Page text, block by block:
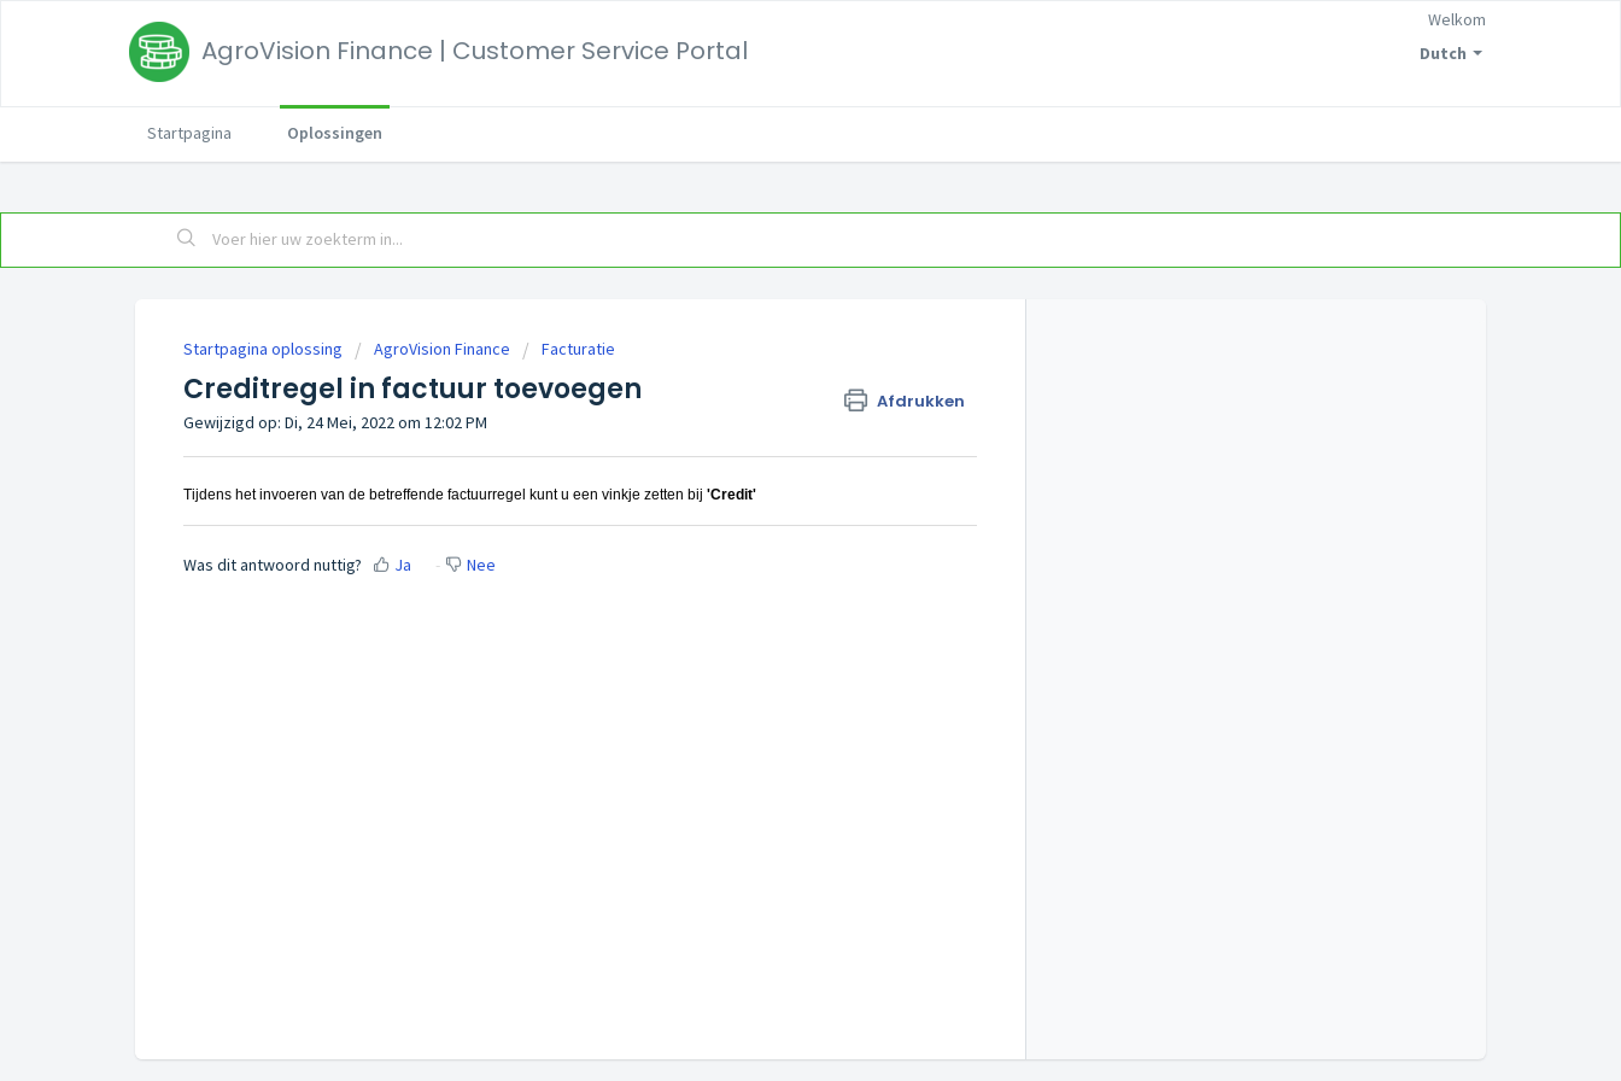
AgroVision Finance | Customer Service Portal Dutch
Welkom
Startpagina Oplossingen
Startpagina oplossing AgroVision Finance Facturatie
Creditregel in factuur toevoegen Afdrukken
Gewijzigd op: Di, 24 Mei, 2022 om 12:02 PM
Tijdens het invoeren van de betreffende factuurregel kunt u een vinkje zetten bij 'Credit'
Was dit antwoord nuttig? Ja Nee